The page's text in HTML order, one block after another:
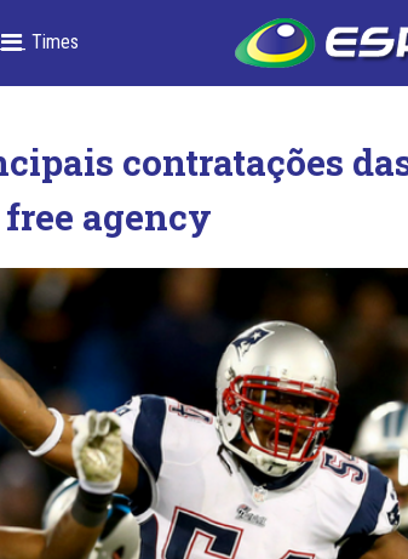
___ Times
contratações
agency